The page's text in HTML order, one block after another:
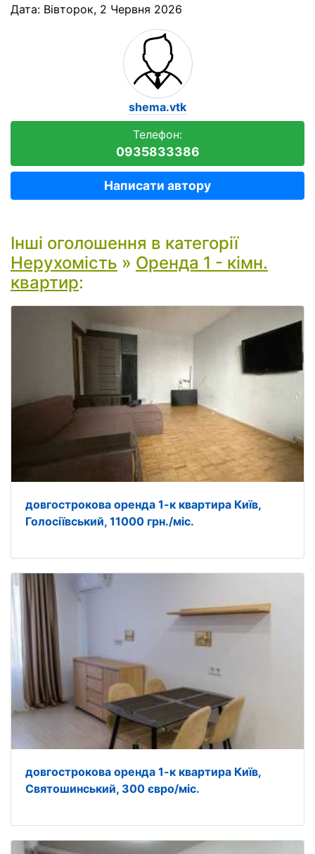
Дата: Вівторок, 2 Червня 2026
shema.vtk
Телефон:
0935833386
Написати автору
Інші оголошення в категорії
Нерухомість » Оренда 1 - кімн.
квартир:
довгострокова оренда 1-к квартира Київ,
Голосіївський, 11000 грн./міс.
довгострокова оренда 1-к квартира Київ,
Святошинський, 300 євро/міс.